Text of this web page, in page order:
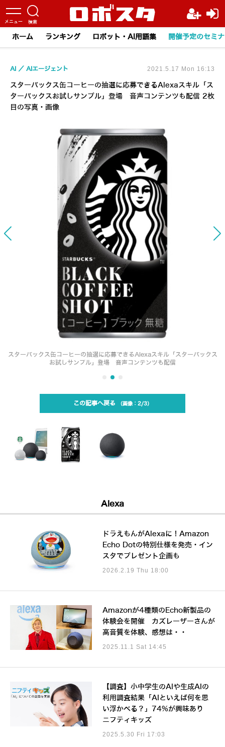
ホーム ランキング ロボット・AI用語集 開催予定のセミ
スターバックス缶コーヒーの抽選に応募できるAlexaスキル「ス
ターバックスお試しサンプル」登場 音声コンテンツも配信 2枚
目の写真・画像
AI AIエージェント 2021.5.17 Mon 16:13
スターバックス缶コーヒーの抽選に応募できるAlexaスキル「スターバックス
お試しサンプル」登場 音声コンテンツも配信
この記事へ戻る 2/3
Alexa
ドラえもんがAlexaに！Amazon
Echo Dotの特別仕様を発売・イン
スタでプレゼント企画も
2026.2.19 Thu 18:00
Amazonが4種類のEcho新製品の
体験会を開催 カズレーザーさんが
高音質を体験、感想は・・
2025.11.1 Sat 14:45
【調査】小中学生のAIや生成AIの
利用調査結果「AIといえば何を思
い浮かべる？」74%が興味あり
ニフティキッズ
2025.5.30 Fri 17:03